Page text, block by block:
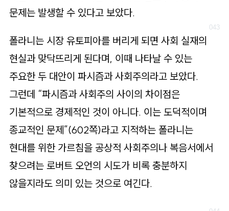
문제는 발생할 수 있다고 보았다.
폴라니는 시장 유토피아를 버리게 되면 사회 실재의
현실과 맞닥뜨리게 된다며, 이때 나타날 수 있는
주요한 두 대안이 파시즘과 사회주의라고 보았다.
그런데 “파시즘과 사회주의 사이의 차이점은
기본적으로 경제적인 것이 아니다. 이는 도덕적이며
종교적인 문제”(602쪽)라고 지적하는 폴라니는
현대를 위한 가르침을 공상적 사회주의나 복음서에서
찾으려는 로버트 오언의 시도가 비록 충분하지
않을지라도 의미 있는 것으로 여긴다.